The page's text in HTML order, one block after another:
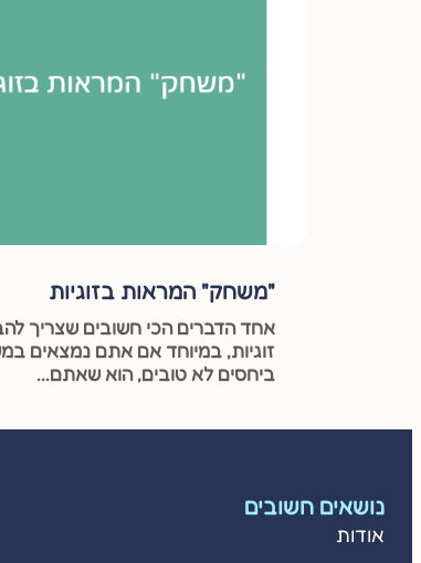
"משחק" המראות בזוגיות
אחד הדברים הכי חשובים שצריך
זוגיות, במיוחד אם אתם נמצאים
ביחסים לא טובים, הוא שאתם...
נושאים חשובים
אודות